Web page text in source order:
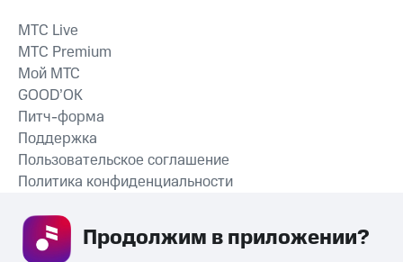
СКАЧАТЬ ПРИЛОЖЕНИЕ
MTС Live
MTС Premium
Мой МТС
GOOD’OK
Питч-форма
Поддержка
Пользовательское соглашение
Политика конфиденциальности